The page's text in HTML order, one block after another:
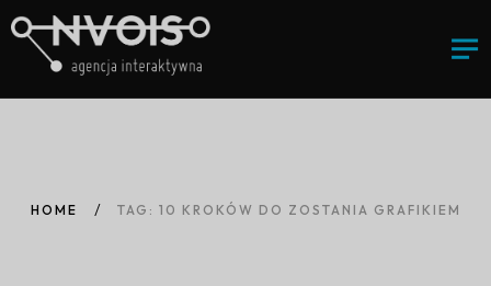
HOME TAG: 10 KROKÓW DO ZOSTANIA GRAFIKIEM